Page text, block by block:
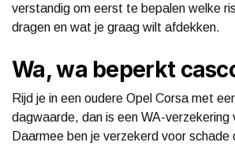
verstandig om eerst te bepalen welke
dragen en wat je graag wilt afdekken.
Wa, wa beperkt
Rijd je in een oudere Opel Corsa met
dagwaarde, dan is een WA-verzekering
Daarmee ben je verzekerd voor schade